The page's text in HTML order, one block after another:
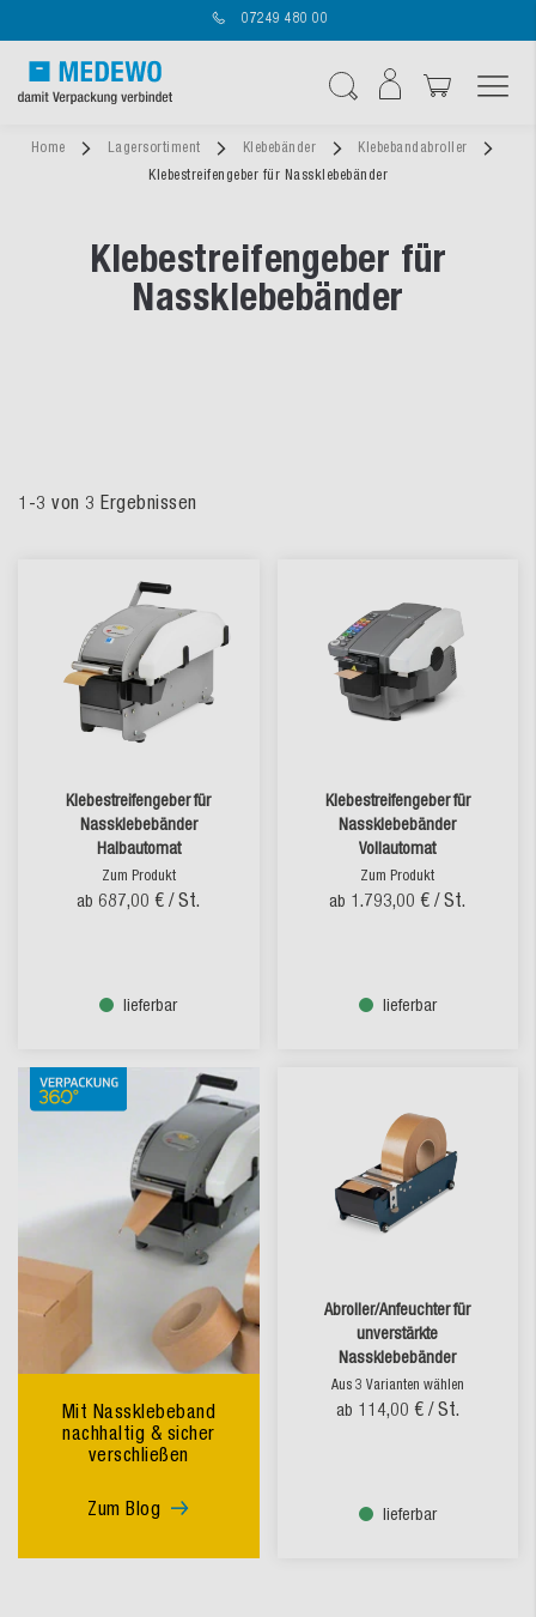
07249 480 00
Home Lagersortiment Klebebänder
Klebebandabroller
Klebestreifengeber für Nassklebebänder
Klebestreifengeber für
Nassklebebänder
1 -3 von 3 Ergebnissen
Klebestreifengeber für
Nassklebebänder
Halbautomat
Zum Produkt
ab 687,00 € / St.
lieferbar
Klebestreifengeber für
Nassklebebänder
Vollautomat
Zum Produkt
ab 1.793,00 € / St.
lieferbar
Mit Nassklebeband
nachhaltig & sicher
verschließen
Zum Blog
Abroller/Anfeuchter für
unverstärkte
Nassklebebänder
Aus 3 Varianten wählen
ab 114,00 € / St.
lieferbar